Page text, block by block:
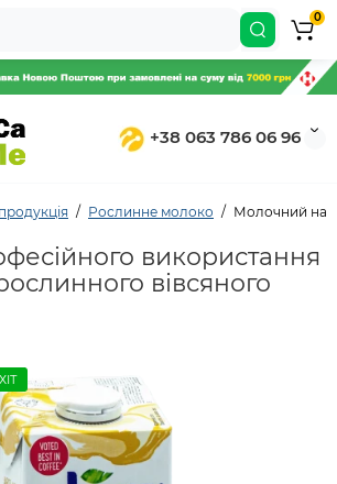
+38 063 786 06 96
0
Рослинне молоко Молочний
використання
вівсяного
ХІТ